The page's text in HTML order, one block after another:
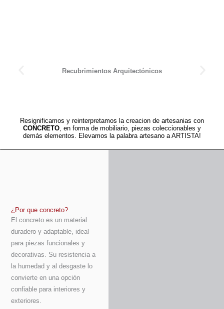
Recubrimientos Arquitectónicos
Resignificamos y reinterpretamos la creacion de artesanias con
CONCRETO, en forma de mobiliario, piezas coleccionables y
demás elementos. Elevamos la palabra artesano a ARTISTA!
¿Por que concreto?
El concreto es un material
duradero y adaptable, ideal
para piezas funcionales y
decorativas. Su resistencia a
la humedad y al desgaste lo
convierte en una opción
confiable para interiores y
exteriores.